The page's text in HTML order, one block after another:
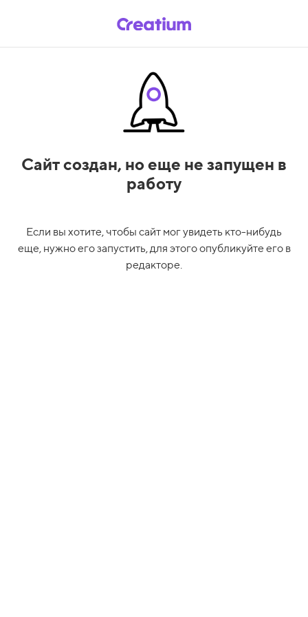
Сайт создан, но еще не запущен в
работу
Если вы хотите, чтобы сайт мог увидеть кто-нибудь
еще, нужно его запустить, для этого опубликуйте его в
редакторе.